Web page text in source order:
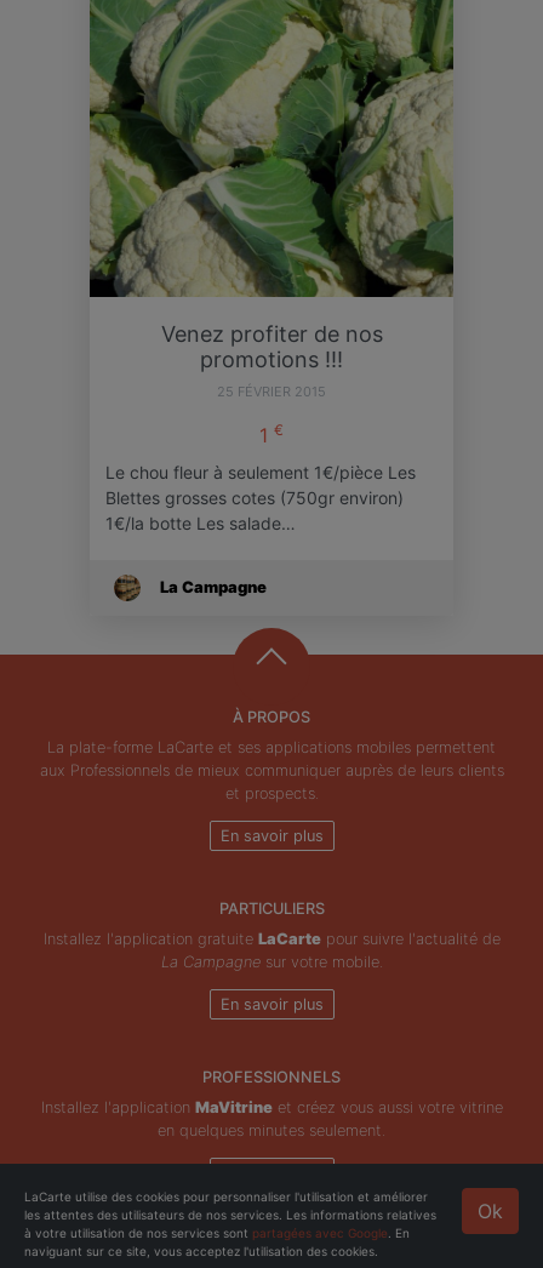
Venez profiter de nos
promotions !!!
25 FÉVRIER 2015
1 €
Le chou fleur à seulement 1€/pièce Les
Blettes grosses cotes (750gr environ)
1€/la botte Les salade…
La Campagne
À PROPOS
La plate-forme LaCarte et ses applications mobiles permettent
aux Professionnels de mieux communiquer auprès de leurs clients
et prospects.
En savoir plus
PARTICULIERS
Installez l'application gratuite LaCartepour suivre l'actualité de
La Campagnesur votre mobile.
En savoir plus
PROFESSIONNELS
Installez l'application MaVitrineet créez vous aussi votre vitrine
en quelques minutes seulement.
Copyright © ZeMAP 2026 - Tous droits réservés. Ok
LaCarte utilise des cookies pour personnaliser l'utilisation et améliorer
les attentes des utilisateurs de nos services. Les informations relatives
à votre utilisation de nos services sont partagées avec Google . En
naviguant sur ce site, vous acceptez l'utilisation des cookies.